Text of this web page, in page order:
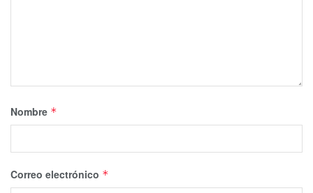
Nombre *
Correo electrónico *